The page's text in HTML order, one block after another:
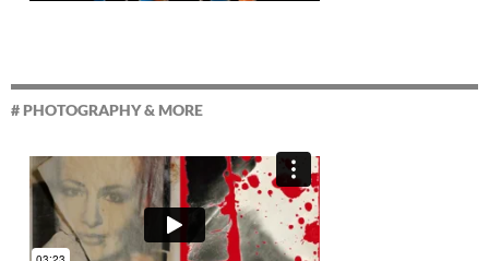
# PHOTOGRAPHY & MORE